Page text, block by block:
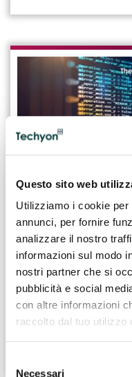
Questo sito web
Utilizziamo i cookie
annunci, per fornire
analizzare il nostro
informazioni sul modo
nostri partner che si
pubblicità e social
con altre informazioni
raccolto dal tuo utilizzo
Necessari
24.02.2026
Il ruolo e le
Engineer
Il Software Engineer
progettare, sviluppare
applicativi che siano di